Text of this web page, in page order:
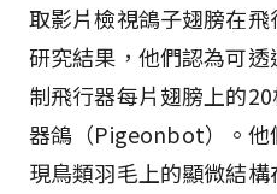
取影片檢視鴿子翅膀在
研究結果，他們認為可
制飛行器每片翅膀上的
器鴿（Pigeonbot）。他
現鳥類羽毛上的顯微結